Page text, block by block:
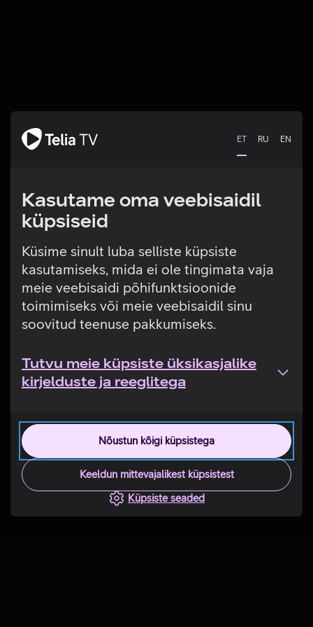
ET RU EN
Kasutame oma veebisaidil
küpsiseid
Küsime sinult luba selliste küpsiste
kasutamiseks, mida ei ole tingimata vaja
meie veebisaidi põhifunktsioonide
toimimiseks või meie veebisaidil sinu
soovitud teenuse pakkumiseks.
Tutvu meie küpsiste üksikasjalike
kirjelduste ja reeglitega
Nõustun kõigi küpsistega
Keeldun mittevajalikest küpsistest
Küpsiste seaded
Tehniline viga